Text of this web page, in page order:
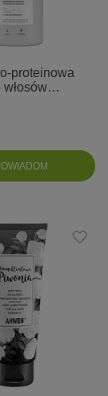
proteinowa